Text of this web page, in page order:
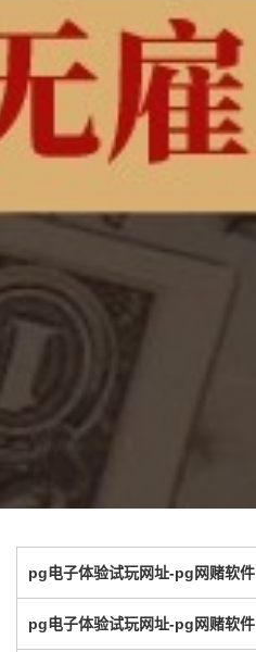
pg电子体验试玩网址-pg网赌软件
pg电子体验试玩网址-pg网赌软件